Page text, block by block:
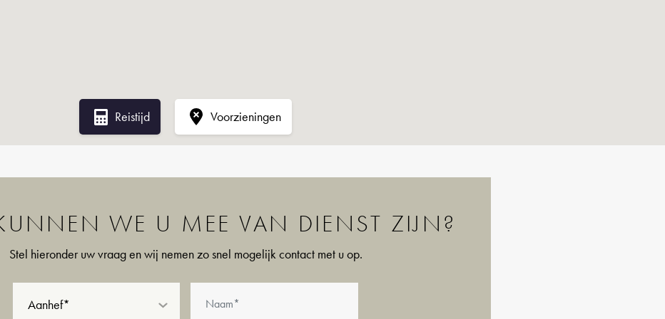
Reistijd Voorzieningen
WE U MEE VAN DIENST ZIJN?
Stel hieronder uw vraag en wij nemen zo snel mogelijk contact met u op.
Aanhef*